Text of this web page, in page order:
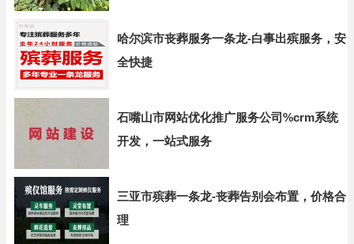
哈尔滨市丧葬服务一条龙-白事出殡服务，安
全快捷
石嘴山市网站优化推广服务公司%crm系统
开发，一站式服务
三亚市殡葬一条龙-丧葬告别会布置，价格合
理